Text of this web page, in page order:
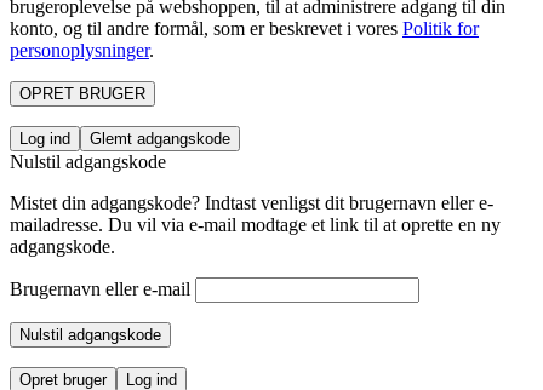
brugeroplevelse på webshoppen, til at administrere adgang til din
konto, og til andre formål, som er beskrevet i vores Politik for
personoplysninger.
OPRET BRUGER
Log ind Glemt adgangskode
Nulstil adgangskode
Mistet din adgangskode? Indtast venligst dit brugernavn eller e-
mailadresse. Du vil via e-mail modtage et link til at oprette en ny
adgangskode.
Brugernavn eller e-mail
Nulstil adgangskode
Opret bruger Log ind